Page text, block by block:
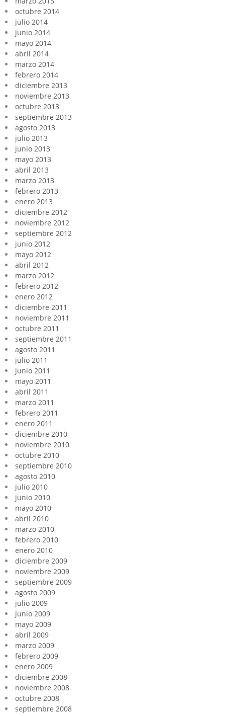
octubre 2014
julio 2014
junio 2014
mayo 2014
abril 2014
marzo 2014
febrero 2014
diciembre 2013
noviembre 2013
octubre 2013
septiembre 2013
agosto 2013
julio 2013
junio 2013
mayo 2013
abril 2013
marzo 2013
febrero 2013
enero 2013
diciembre 2012
noviembre 2012
septiembre 2012
junio 2012
mayo 2012
abril 2012
marzo 2012
febrero 2012
enero 2012
diciembre 2011
noviembre 2011
octubre 2011
septiembre 2011
agosto 2011
julio 2011
junio 2011
mayo 2011
abril 2011
marzo 2011
febrero 2011
enero 2011
diciembre 2010
noviembre 2010
octubre 2010
septiembre 2010
agosto 2010
julio 2010
junio 2010
mayo 2010
abril 2010
marzo 2010
febrero 2010
enero 2010
diciembre 2009
noviembre 2009
septiembre 2009
agosto 2009
julio 2009
junio 2009
mayo 2009
abril 2009
marzo 2009
febrero 2009
enero 2009
diciembre 2008
noviembre 2008
octubre 2008
septiembre 2008